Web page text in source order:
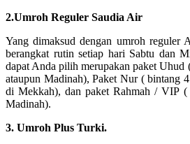
2.Umroh Reguler Saudia Air
Yang dimaksud dengan umroh reguler
berangkat rutin setiap hari Sabtu dan
dapat Anda pilih merupakan paket
ataupun Madinah), Paket Nur ( bintang
di Mekkah), dan paket Rahmah / VIP
Madinah).
3. Umroh Plus Turki.